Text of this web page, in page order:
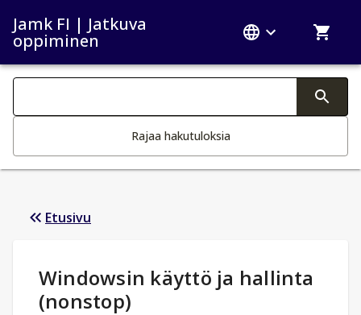
Jamk FI | Jatkuva
oppiminen
Haku kategoriat
Rajaa hakutuloksia
Etusivu
Opintotiedot:
Windowsin käyttö ja hallinta
(nonstop)